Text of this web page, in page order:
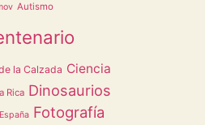
Autismo
la Calzada Ciencia
Rica Dinosaurios
España Fotografía